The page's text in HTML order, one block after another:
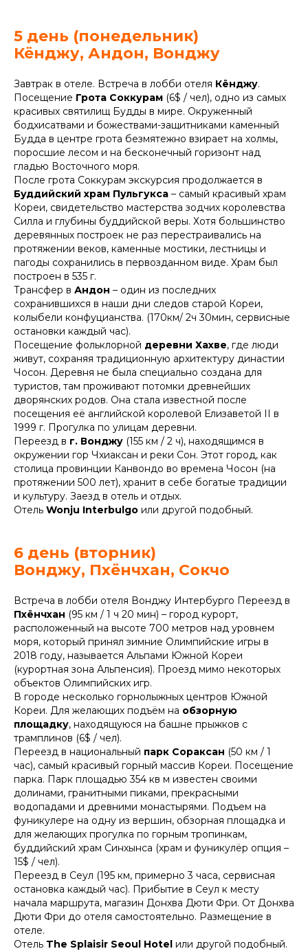
5 день (понедельник)
Кёнджу, Андон, Вонджу
Завтрак в отеле. Встреча в лобби отеля Кёнджу.
Посещение Грота Соккурам (6$ / чел), одно из самых
красивых святилищ Будды в мире. Окруженный
бодхисатвами и божествами-защитниками каменный
Будда в центре грота безмятежно взирает на холмы,
поросшие лесом и на бесконечный горизонт над
гладью Восточного моря.
После грота Соккурам экскурсия продолжается в
Буддийский храм Пульгукса – самый красивый храм
Кореи, свидетельство мастерства зодчих королевства
Силла и глубины буддийской веры. Хотя большинство
деревянных построек не раз перестраивались на
протяжении веков, каменные мостики, лестницы и
пагоды сохранились в первозданном виде. Храм был
построен в 535 г.
Трансфер в Андон – один из последних
сохранившихся в наши дни следов старой Кореи,
колыбели конфуцианства. (170км/ 2ч 30мин, сервисные
остановки каждый час).
Посещение фольклорной деревни Хахве, где люди
живут, сохраняя традиционную архитектуру династии
Чосон. Деревня не была специально создана для
туристов, там проживают потомки древнейших
дворянских родов. Она стала известной после
посещения её английской королевой Елизаветой II в
1999 г. Прогулка по улицам деревни.
Переезд в г. Вонджу (155 км / 2 ч), находящимся в
окружении гор Чхиаксан и реки Сон. Этот город, как
столица провинции Канвондо во времена Чосон (на
протяжении 500 лет), хранит в себе богатые традиции
и культуру. Заезд в отель и отдых.
Отель Wonju Interbulgo или другой подобный.
6 день (вторник)
Вонджу, Пхёнчхан, Сокчо
Встреча в лобби отеля Вонджу Интербурго Переезд в
Пхёнчхан (95 км / 1 ч 20 мин) – город курорт,
расположенный на высоте 700 метров над уровнем
моря, который принял зимние Олимпийские игры в
2018 году, называется Альпами Южной Кореи
(курортная зона Альпенсия). Проезд мимо некоторых
объектов Олимпийских игр.
В городе несколько горнолыжных центров Южной
Кореи. Для желающих подъём на обзорную
площадку, находящуюся на башне прыжков с
трамплинов (6$ / чел).
Переезд в национальный парк Сораксан (50 км / 1
час), самый красивый горный массив Кореи. Посещение
парка. Парк площадью 354 кв м известен своими
долинами, гранитными пиками, прекрасными
водопадами и древними монастырями. Подъем на
фуникулере на одну из вершин, обзорная площадка и
для желающих прогулка по горным тропинкам,
буддийский храм Синхынса (храм и фуникулёр опция –
15$ / чел).
Переезд в Сеул (195 км, примерно 3 часа, сервисная
остановка каждый час). Прибытие в Сеул к месту
начала маршрута, магазин Донхва Дюти Фри. От Донхва
Дюти Фри до отеля самостоятельно. Размещение в
отеле.
Отель The Splaisir Seoul Hotel или другой подобный.